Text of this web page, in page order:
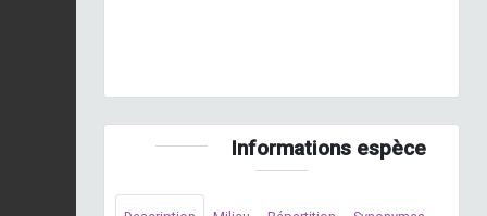
Informations espèce